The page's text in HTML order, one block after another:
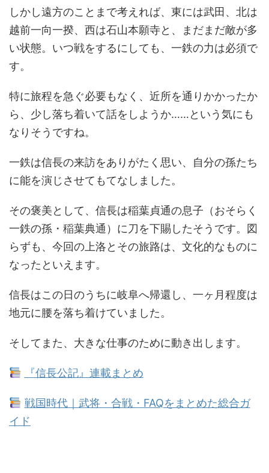
しかし遠方のことまで考えれば、東には武田、北は
越前一向一揆、西は石山本願寺と、まだまだ敵が多
い状態。いつ戦をするにしても、一鉄の力は必須で
す。
特に旅程を急ぐ必要もなく、近所を通りかかったか
ら、少し落ち着いて話をしようか……という気にも
なりそうですね。
一鉄は信長の来訪をありがたく思い、自分の孫たち
に能を演じさせてもてなしました。
その褒美として、信長は稲葉貞通の息子（おそらく
一鉄の孫・稲葉典通）に刀を下賜したそうです。図
らずも、今回の上洛とその旅路は、文化的なものに
なったといえます。
信長はこの日のうちに岐阜へ帰還し、一ヶ月程度は
地元に腰を落ち着けていました。
そしてまた、大きな仕事のために動き出します。
『信長公記』連載まとめ
戦国時代｜武将・合戦・FAQをまとめた総合ガ
イド